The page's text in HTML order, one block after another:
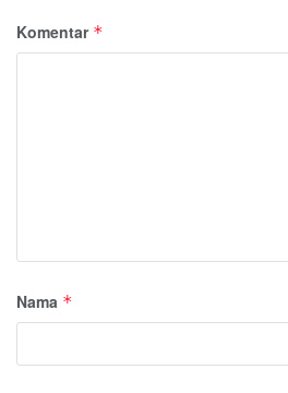
Komentar *
Nama *